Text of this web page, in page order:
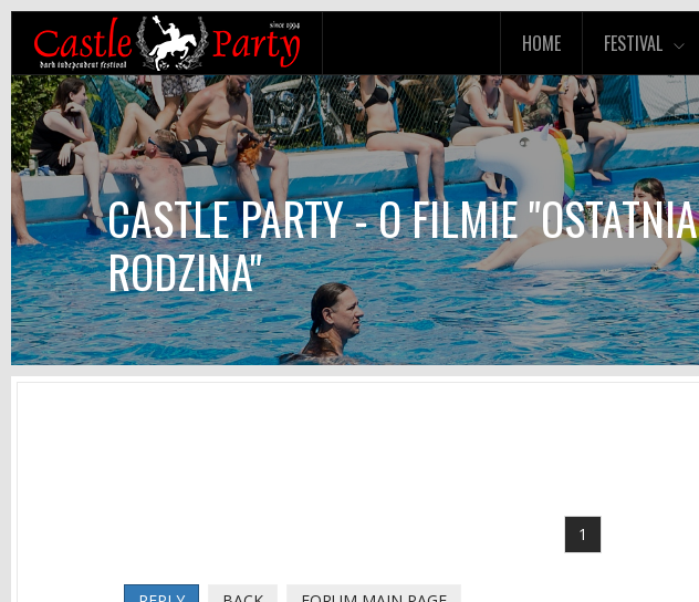
HOME FESTIVAL
CASTLE PARTY - O FILMIE "OSTATNIA
RODZINA"
1